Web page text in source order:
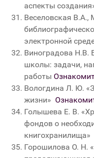
аспекты
Веселовская В.А.,
электронной
Виноградова Н.В.
школы: задачи,
работы
Вологдина Л. Ю.
жизни»
Голышева Е. В.
фондов о
книгохранилища»
Горошилова О. Н.